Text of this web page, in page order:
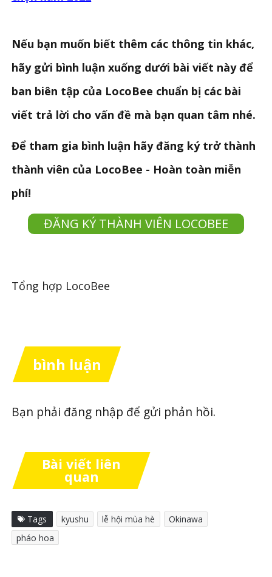
Nếu bạn muốn biết thêm các thông tin khác,
hãy gửi bình luận xuống dưới bài viết này để
ban biên tập của LocoBee chuẩn bị các bài
viết trả lời cho vấn đề mà bạn quan tâm nhé.
Để tham gia bình luận hãy đăng ký trở thành
thành viên của LocoBee - Hoàn toàn miễn
phí!
ĐĂNG KÝ THÀNH VIÊN LOCOBEE
Tổng hợp LocoBee
bình luận
Bạn phải đăng nhập để gửi phản hồi.
Bài viết liên
quan
Tags kyushu lễ hội mùa hè
Okinawa
pháo hoa